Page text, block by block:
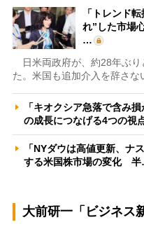
「トレンド
れ”した市場
…
日米両政府が、約28年ぶり
た。米国も追加介入を辞さな
「キオクシア急落で含み
の成長につなげる4つの
「NYダウは高値更新、ナ
する米国株市場の変化
大前研一「ビジネス